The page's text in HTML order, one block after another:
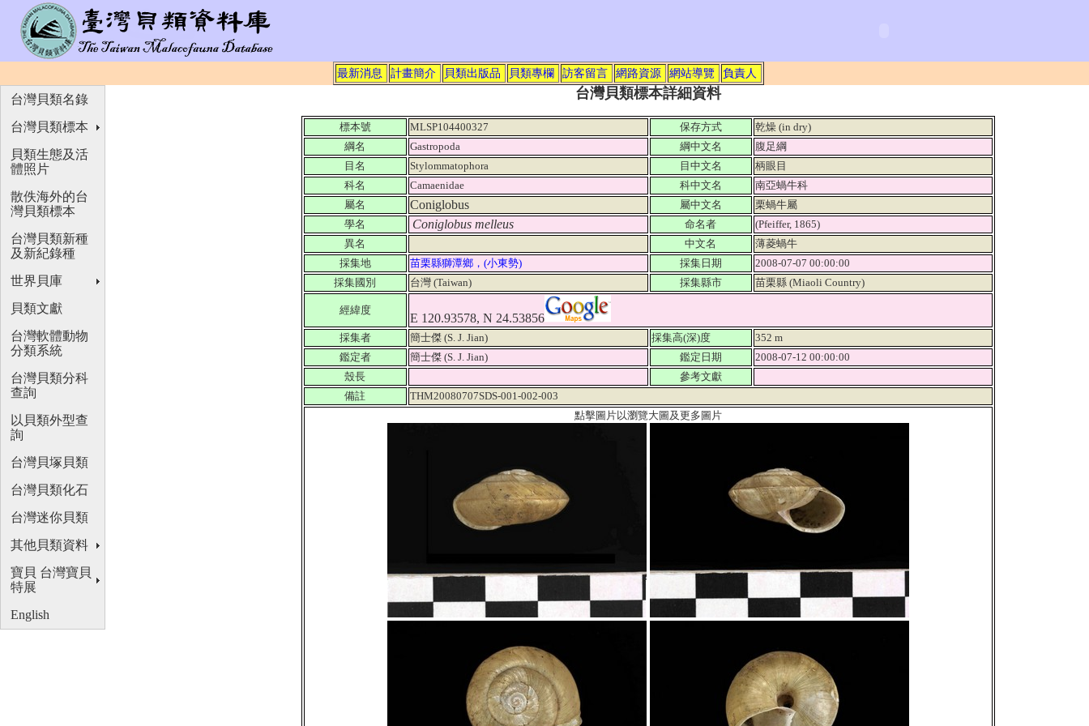
最新消息 計畫簡介 貝類出版品 貝類專欄 訪客留言 網路資源 網站導覽 負責人
台灣貝類標本詳細資料
標本號 MLSP104400327 保存方式
乾燥 (in dry)
綱名
Gastropoda 綱中文名
腹足綱
目名
Stylommatophora 目中文名
柄眼目
科名
Camaenidae 科中文名
南亞蝸牛科
屬名
Coniglobus 屬中文名
栗蝸牛屬
學名
Coniglobus melleus 命名者
(Pfeiffer, 1865)
異名
中文名
薄菱蝸牛
採集地
苗栗縣獅潭鄉，(小東勢) 採集日期
2008-07-07 00:00:00
採集國別
台灣 (Taiwan) 採集縣市 苗栗縣 (Miaoli Country)
經緯度
E 120.93578, N 24.53856
採集者 簡士傑 (S. J. Jian) 採集高(深)度
352 m
鑑定者
簡士傑 (S. J. Jian) 鑑定日期
2008-07-12 00:00:00
殼長
參考文獻
備註
THM20080707SDS-001-002-003
點擊圖片以瀏覽大圖及更多圖片
台灣貝類名錄
台灣貝類標本
貝類生態及活
體照片
散佚海外的台
灣貝類標本
台灣貝類新種
及新紀錄種
世界貝庫
貝類文獻
台灣軟體動物
分類系統
台灣貝類分科
查詢
以貝類外型查
詢
台灣貝塚貝類
台灣貝類化石
台灣迷你貝類
其他貝類資料
寶貝 台灣寶貝
特展
English